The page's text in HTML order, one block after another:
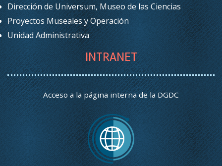
Dirección de Universum, Museo de las Ciencias
Proyectos Museales y Operación
Unidad Administrativa
INTRANET
Acceso a la página interna de la DGDC